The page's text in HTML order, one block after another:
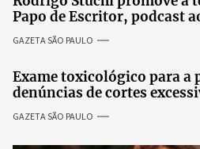
Papo de Escritor, podcast
especialistas para discutir
prosperidade.
GAZETA SÃO PAULO
Exame toxicológico para a
denúncias de cortes
revolta entre candidatas
GAZETA SÃO PAULO